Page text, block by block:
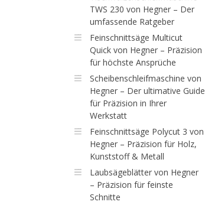
TWS 230 von Hegner – Der
umfassende Ratgeber
Feinschnittsäge Multicut
Quick von Hegner – Präzision
für höchste Ansprüche
Scheibenschleifmaschine von
Hegner – Der ultimative Guide
für Präzision in Ihrer
Werkstatt
Feinschnittsäge Polycut 3 von
Hegner – Präzision für Holz,
Kunststoff & Metall
Laubsägeblätter von Hegner
– Präzision für feinste
Schnitte